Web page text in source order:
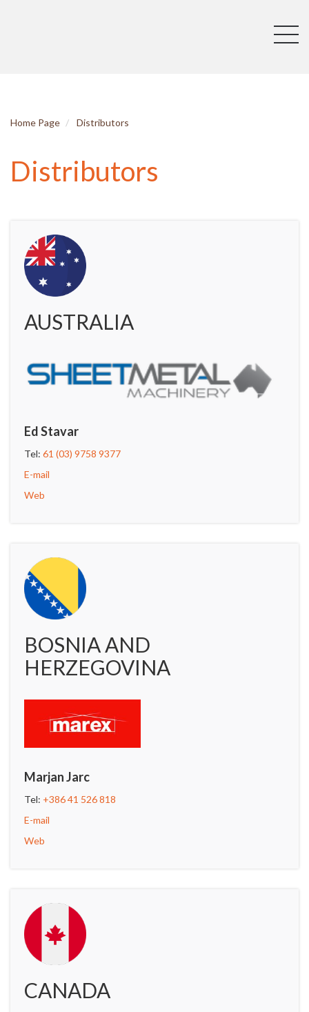
Home Page Distributors
Distributors
AUSTRALIA
Ed Stavar
Tel: 61 (03) 9758 9377
E-mail
Web
BOSNIA AND
HERZEGOVINA
Marjan Jarc
Tel: +386 41 526 818
E-mail
Web
CANADA